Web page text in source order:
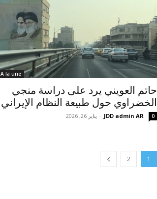
A la une
حاتم العويني يرد على دراسة منجي
الخضراوي حول طبيعة النظام الإيراني
JDD admin AR
- يناير 26, 2026 0
1
2